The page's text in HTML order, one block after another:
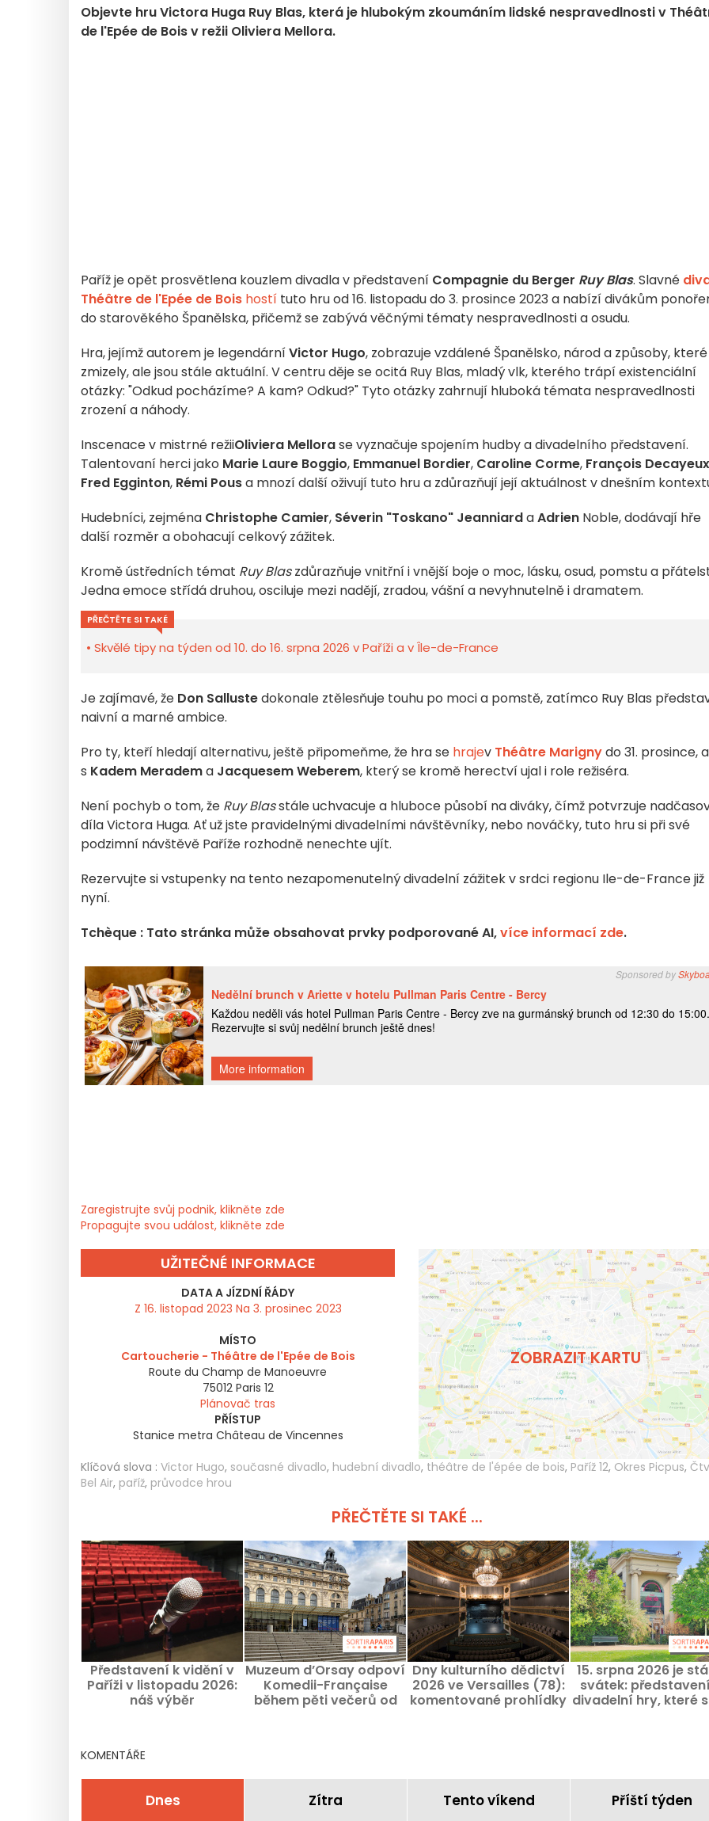
Objevte hru Victora Huga Ruy Blas, která je hlubokým zkoumáním lidské nespravedlnosti v
de l'Epée de Bois v režii Oliviera Mellora.
Paříž je opět prosvětlena kouzlem divadla v představení Compagnie du Berger Ruy Blas. Slavné
Théâtre de l'Epée de Bois hostí tuto hru od 16. listopadu do 3. prosince 2023 a nabízí divákům
do starověkého Španělska, přičemž se zabývá věčnými tématy nespravedlnosti a osudu.
Hra, jejímž autorem je legendárníVictor Hugo, zobrazuje vzdálené Španělsko, národ a způsoby, které
zmizely, ale jsou stále aktuální. V centru děje se ocitá Ruy Blas, mladý vlk, kterého trápí existenciální
otázky: "Odkud pocházíme? A kam? Odkud?" Tyto otázky zahrnují hluboká témata nespravedlnosti
zrození a náhody.
Inscenace v mistrné režiiOliviera Mellorase vyznačuje spojením hudby a divadelního představení.
Talentovaní herci jako Marie Laure Boggio, Emmanuel Bordier, Caroline Corme, François Decayeux
Fred Egginton, Rémi Pousa mnozí další oživují tuto hru a zdůrazňují její aktuálnost v dnešním
Hudebníci, zejména Christophe Camier, Séverin "Toskano" JeanniardaAdrien Noble, dodávají hře
další rozměr a obohacují celkový zážitek.
Kromě ústředních témat Ruy Blaszdůrazňuje vnitřní i vnější boje o moc, lásku, osud, pomstu a
Jedna emoce střídá druhou, osciluje mezi nadějí, zradou, vášní a nevyhnutelně i dramatem.
PŘEČTĚTE SI TAKÉ
Skvělé tipy na týden od 10. do 16. srpna 2026 v Paříži a v Île-de-France
Je zajímavé, že Don Sallustedokonale ztělesňuje touhu po moci a pomstě, zatímco Ruy Blas
naivní a marné ambice.
Pro ty, kteří hledají alternativu, ještě připomeňme, že hra se hrajev Théâtre Marignydo 31. prosince,
s Kadem Meradema Jacquesem Weberem, který se kromě herectví ujal i role režiséra.
Není pochyb o tom, že Ruy Blasstále uchvacuje a hluboce působí na diváky, čímž potvrzuje
díla Victora Huga. Ať už jste pravidelnými divadelními návštěvníky, nebo nováčky, tuto hru si při své
podzimní návštěvě Paříže rozhodně nenechte ujít.
Rezervujte si vstupenky na tento nezapomenutelný divadelní zážitek v srdci regionu Ile-de-France již
nyní.
Tchèque : Tato stránka může obsahovat prvky podporované AI,více informací zde.
Zaregistrujte svůj podnik, klikněte zde
Propagujte svou událost, klikněte zde
UŽITEČNÉ INFORMACE
DATA A JÍZDNÍ ŘÁDY
Z 16. listopad 2023 Na 3. prosinec 2023
MÍSTO
Cartoucherie - Théâtre de l'Epée de Bois
Route du Champ de Manoeuvre
75012 Paris 12
Plánovač tras
PŘÍSTUP
Stanice metra Château de Vincennes
ZOBRAZIT KARTU
Klíčová slova : Victor Hugo, současné divadlo, hudební divadlo, théâtre de l'épée de bois, Paříž 12, Okres Picpus,
Bel Air, paříž, průvodce hrou
PŘEČTĚTE SI TAKÉ ...
Představení k vidění v
Paříži v listopadu 2026:
náš výběr
Muzeum d’Orsay odpoví
Komedii-Française
během pěti večerů od
Dny kulturního dědictví
2026 ve Versailles (78):
komentované prohlídky
15. srpna 2026 je
svátek:
divadelní hry, které
KOMENTÁŘE
Dnes Zítra Tento víkend Příští týden